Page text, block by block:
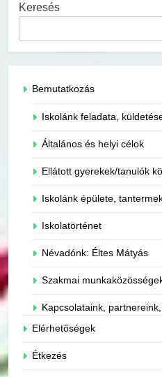
Keresés
Bemutatkozás
Iskolánk feladata,
Általános és helyi célok
Ellátott gyerekek/tanulók
Iskolánk épülete,
Iskolatörténet
Névadónk: Éltes Mátyás
Szakmai
Kapcsolataink,
Elérhetőségek
Étkezés